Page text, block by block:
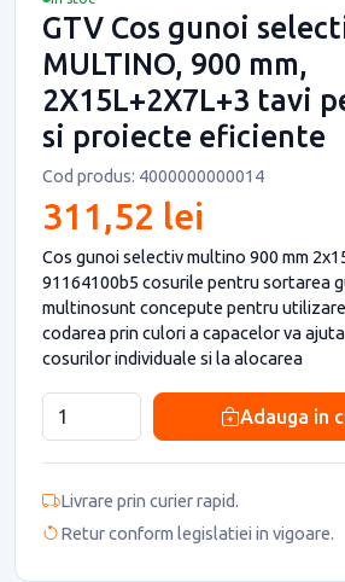
GTV Cos gunoi
MULTINO, 900 mm,
2X15L+2X7L+3 tavi
si proiecte eficiente
Cod produs: 4000000000014
311,52 lei
Cos gunoi selectiv multino 900 mm
91164100b5 cosurile pentru sortarea
multinosunt concepute pentru
codarea prin culori a capacelor va
cosurilor individuale si la alocarea
Adauga in
Livrare prin curier rapid.
Retur conform legislatiei in vigoare.